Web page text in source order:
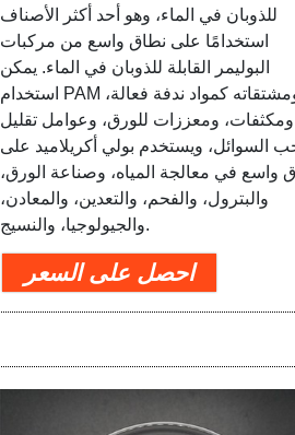
للذوبان في الماء، وهو أحد أكثر الأصناف
استخدامًا على نطاق واسع من مركبات
البوليمر القابلة للذوبان في الماء. يمكن
استخدام PAM ومشتقاته كمواد ندفة فعالة،
ومكثفات، ومعززات للورق، وعوامل تقليل
السوائل، ويستخدم بولي أكريلاميد على
واسع في معالجة المياه، وصناعة الورق،
والبترول، والفحم، والتعدين، والمعادن،
والجيولوجيا، والنسيج.
احصل على السعر